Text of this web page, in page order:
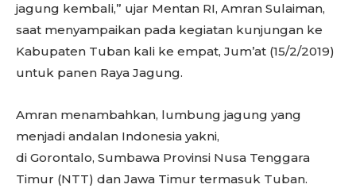
jagung kembali,” ujar Mentan RI, Amran Sulaiman,
saat menyampaikan pada kegiatan kunjungan ke
Kabupaten Tuban kali ke empat, Jum’at (15/2/2019)
untuk panen Raya Jagung.
Amran menambahkan, lumbung jagung yang
menjadi andalan Indonesia yakni,
di Gorontalo, Sumbawa Provinsi Nusa Tenggara
Timur (NTT) dan Jawa Timur termasuk Tuban.